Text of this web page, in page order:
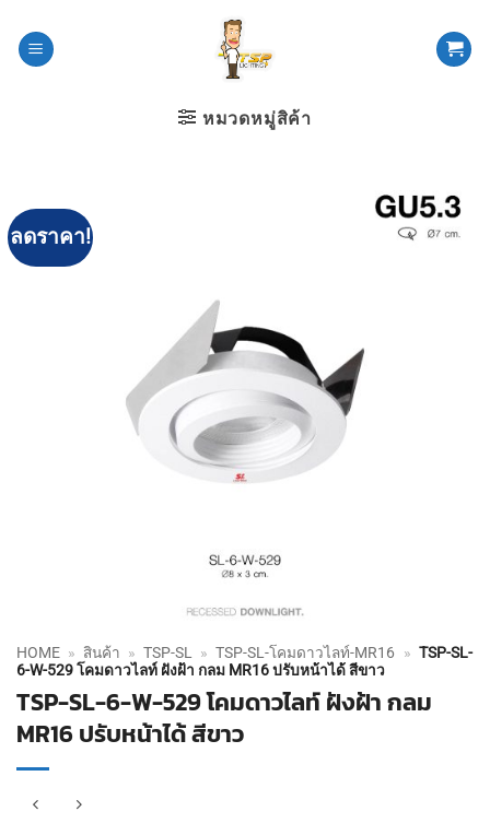
หมวดหมู่สิค้า
ลดราคา!
HOME » สินค้า » TSP-SL » TSP-SL-โคมดาวไลท์-MR16 » TSP-SL-
6-W-529 โคมดาวไลท์ ฝังฝ้า กลม MR16 ปรับหน้าได้ สีขาว
TSP-SL-6-W-529 โคมดาวไลท์ ฝังฝ้า กลม
MR16 ปรับหน้าได้ สีขาว